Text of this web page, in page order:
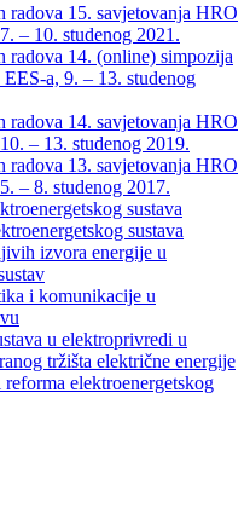
radova 15. savjetovanja HRO
– 10. studenog 2021.
radova 14. (online) simpozija
a, 9. – 13. studenog
radova 14. savjetovanja HRO
– 13. studenog 2019.
radova 13. savjetovanja HRO
– 8. studenog 2017.
sustava
sustava
izvora energije u
i komunikacije u
u elektroprivredi u
tržišta električne energije
elektroenergetskog